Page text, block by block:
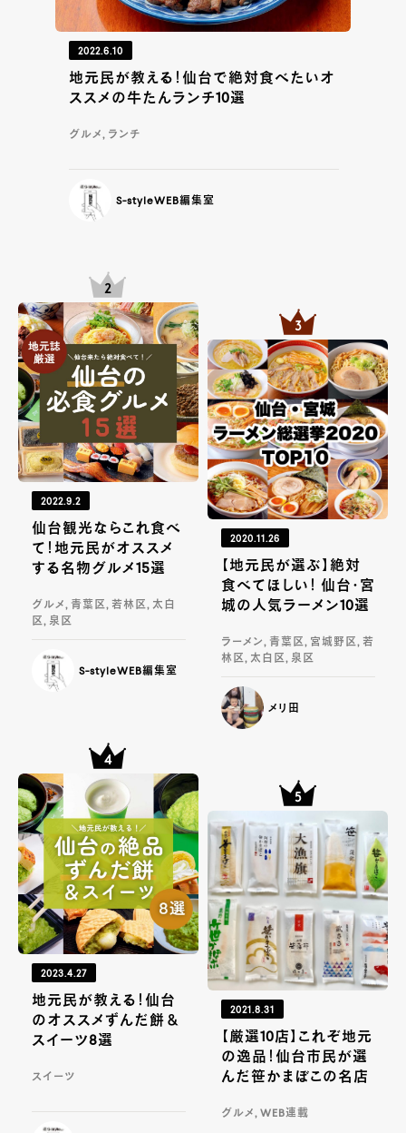
2022.6.10
地元民が教える！仙台で絶対食べたいオ
ススメの牛たんランチ10選
グルメ, ランチ
S-styleWEB編集室
2022.9.2
仙台観光ならこれ食べ
て！地元民がオススメ
する名物グルメ15選
グルメ, 青葉区, 若林区, 太白
区, 泉区
S-styleWEB編集室
2020.11.26
【地元民が選ぶ】絶対
食べてほしい！ 仙台・宮
城の人気ラーメン10選
ラーメン, 青葉区, 宮城野区, 若
林区, 太白区, 泉区
メリ田
2023.4.27
地元民が教える！仙台
のオススメずんだ餅＆
スイーツ8選
スイーツ
2021.8.31
【厳選10店】これぞ地元
の逸品！仙台市民が選
んだ笹かまぼこの名店
グルメ, WEB連載